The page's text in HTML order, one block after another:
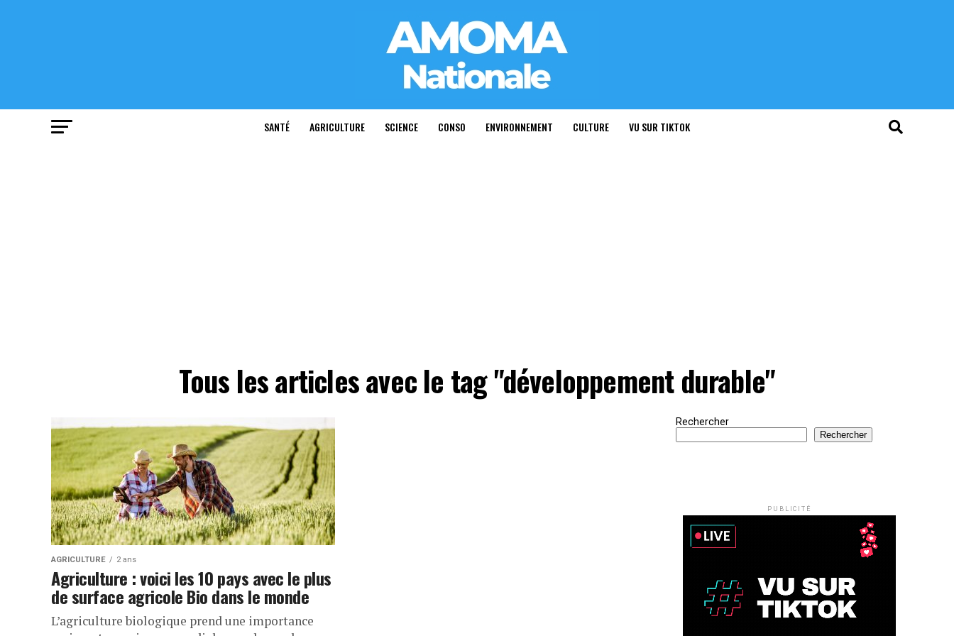
SANTÉ AGRICULTURE SCIENCE CONSO ENVIRONNEMENT CULTURE VU SUR TIKTOK
Tous les articles avec le tag "développement durable"
AGRICULTURE 2 ans
Agriculture : voici les 10 pays avec le plus
de surface agricole Bio dans le monde
L’agriculture biologique prend une importance
Rechercher
Rechercher
PUBLICITÉ